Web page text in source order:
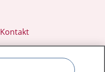
Kontakt